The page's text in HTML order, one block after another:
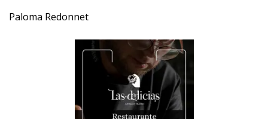
Paloma Redonnet